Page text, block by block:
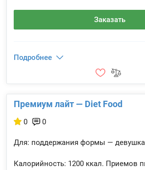
Заказать
Подробнее
Премиум лайт — Diet Food
0 0
Для: поддержания формы —
Калорийность: 1200 ккал. Приемов